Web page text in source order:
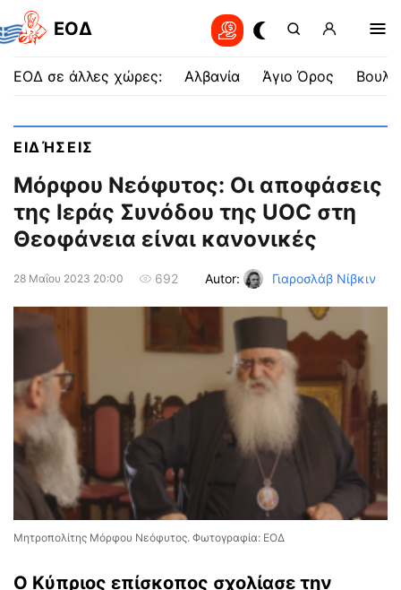
EOΔ
ΕΟΔ σε άλλες χώρες: Αλβανία Άγιο Όρος
ΕΙΔΉΣΕΙΣ
Μόρφου Νεόφυτος: Οι αποφάσεις
της Ιεράς Συνόδου της UOC στη
Θεοφάνεια είναι κανονικές
28 Μαΐου 2023 20:00 692 Autor: Γιαροσλάβ Νίβκιν
Μητροπολίτης Μόρφου Νεόφυτος. Φωτογραφία: ΕΟΔ
Ο Κύπριος επίσκοπος σχολίασε την